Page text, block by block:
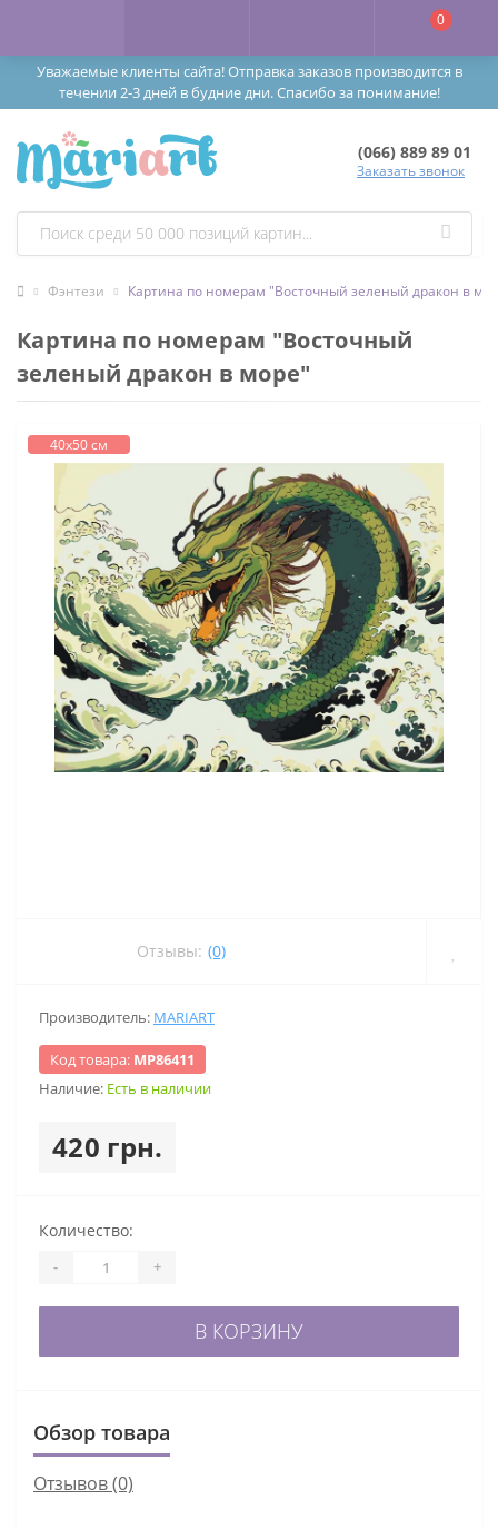
Уважаемые клиенты сайта! Отправка заказов производится в
течении 2-3 дней в будние дни. Спасибо за понимание!
0
(066) 889 89 01
Заказать звонок
Фэнтези Картина по номерам "Восточный зеленый дракон в
Картина по номерам "Восточный
зеленый дракон в море"
40х50 см
Отзывы: (0)
Производитель: MARIART
Код товара: МР86411
Наличие: Есть в наличии
420 грн.
Количество:
- +
В КОРЗИНУ
Обзор товара
Отзывов (0)